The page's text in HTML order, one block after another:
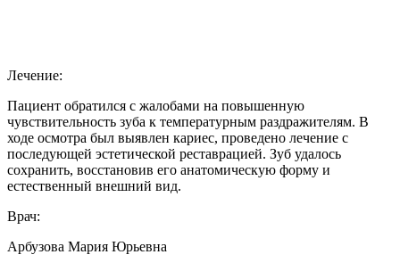
Лечение:
Пациент обратился с жалобами на повышенную
чувствительность зуба к температурным раздражителям. В
ходе осмотра был выявлен кариес, проведено лечение с
последующей эстетической реставрацией. Зуб удалось
сохранить, восстановив его анатомическую форму и
естественный внешний вид.
Врач:
Арбузова Мария Юрьевна